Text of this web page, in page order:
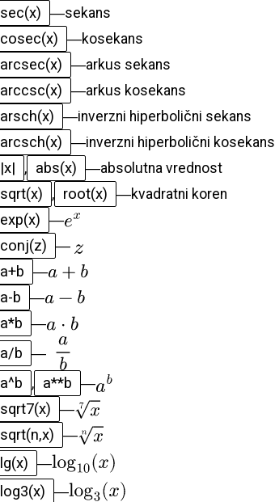
sec(x) —sekans
cosec(x) —kosekans
arcsec(x) —arkus sekans
arccsc(x) —arkus kosekans
arsch(x) —inverzni hiperbolični sekans
arcsch(x) —inverzni hiperbolični kosekans
|x| , abs(x) —absolutna vrednost
sqrt(x) , root(x) —kvadratni koren
exp(x) —
conj(z) —
a+b —
a-b —
a*b —
a/b —
a^b , a**b —
sqrt7(x) —
sqrt(n,x) —
lg(x) —
log3(x) —